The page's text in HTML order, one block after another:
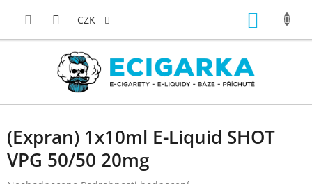
CZK
(Expran) 1x10ml E-Liquid SHOT
VPG 50/50 20mg